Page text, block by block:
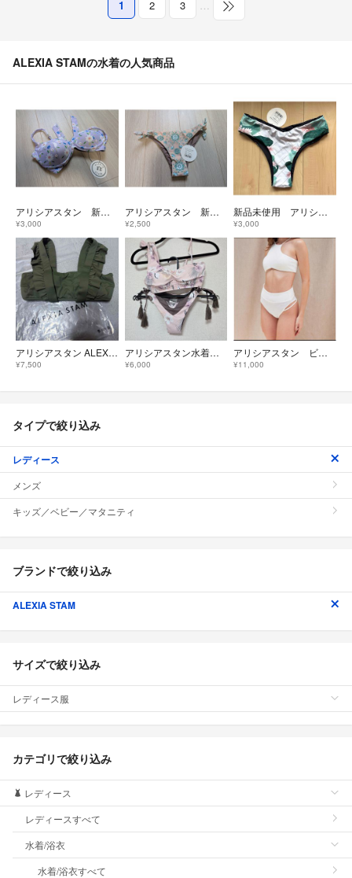
1 2 3 …
ALEXIA STAMの水着の人気商品
アリシアスタン 新品未使用品
¥3,000
アリシアスタン 新品未使用品
¥2,500
新品未使用 アリシアスタン 水着
¥3,000
アリシアスタン ALEXIASTAM ビキニ
¥7,500
アリシアスタン水着セット
¥6,000
アリシアスタン ビキニ
¥11,000
タイプで絞り込み
レディース
メンズ
キッズ／ベビー／マタニティ
ブランドで絞り込み
ALEXIA STAM
サイズで絞り込み
レディース服
カテゴリで絞り込み
レディース
レディースすべて
水着/浴衣
水着/浴衣すべて